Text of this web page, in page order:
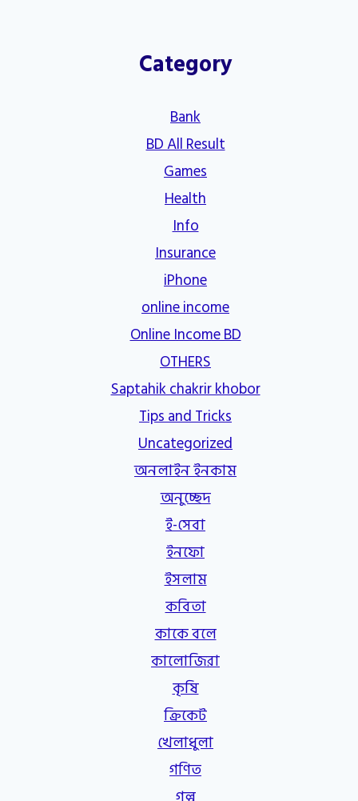
Category
Bank
BD All Result
Games
Health
Info
Insurance
iPhone
online income
Online Income BD
OTHERS
Saptahik chakrir khobor
Tips and Tricks
Uncategorized
অনলাইন ইনকাম
অনুচ্ছেদ
ই-সেবা
ইনফো
ইসলাম
কবিতা
কাকে বলে
কালোজিরা
কৃষি
ক্রিকেট
খেলাধুলা
গণিত